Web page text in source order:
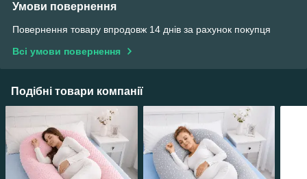
Умови повернення
Повернення товару впродовж 14 днів за рахунок покупця
Всі умови повернення
Подібні товари компанії